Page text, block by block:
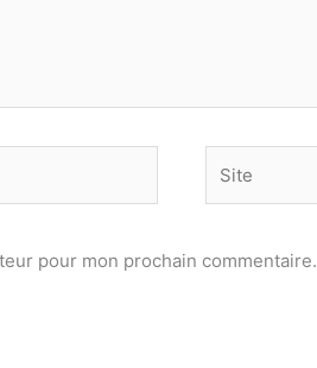
pour mon prochain commentaire.